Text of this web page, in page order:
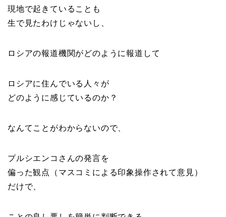
現地で起きていることも
生で見たわけじゃないし、
ロシアの報道機関がどのように報道して
ロシアに住んでいる人々が
どのように感じているのか？
なんてことがわからないので、
プルシエンコさんの発言を
偏った観点（マスコミによる印象操作されて意見）
だけで、